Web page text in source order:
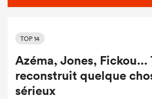
TOP 14
Azéma, Jones, Fickou...
reconstruit quelque
sérieux